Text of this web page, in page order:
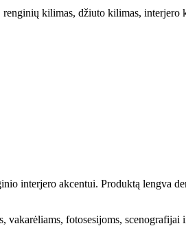
kilimas, džiuto kilimas, interjero
interjero akcentui. Produktą lengva
fotosesijoms, scenografijai